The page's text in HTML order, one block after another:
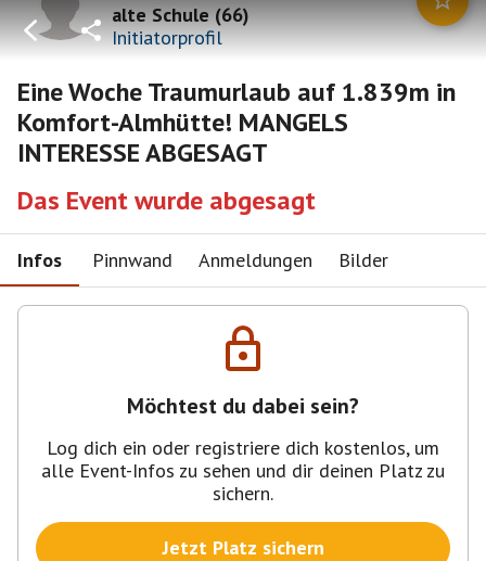
alte Schule(66)
Initiatorprofil
Eine Woche Traumurlaub auf 1.839m in
Komfort-Almhütte! MANGELS
INTERESSE ABGESAGT
Das Event wurde abgesagt
Infos Pinnwand Anmeldungen Bilder
Möchtest du dabei sein?
Log dich ein oder registriere dich kostenlos, um
alle Event-Infos zu sehen und dir deinen Platz zu
sichern.
Jetzt Platz sichern